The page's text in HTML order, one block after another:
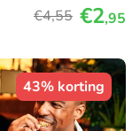
€4,55 €2,95
43% korting